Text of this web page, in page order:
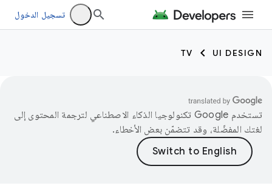
تسجيل الدخول
UI DESIGN
TV
تستخدم Google تكنولوجيا الذكاء الاصطناعي لترجمة المحتوى إلى
لغتك المفضّلة، وقد تتضمّن بعض الأخطاء.